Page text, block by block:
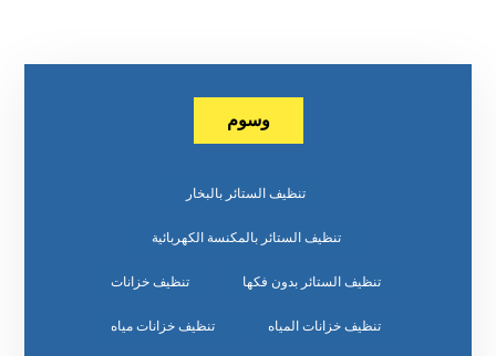
وسوم
تنظيف الستائر بالبخار
تنظيف الستائر بالمكنسة الكهربائية
تنظيف الستائر بدون فكها تنظيف خزانات
تنظيف خزانات المياه تنظيف خزانات مياه